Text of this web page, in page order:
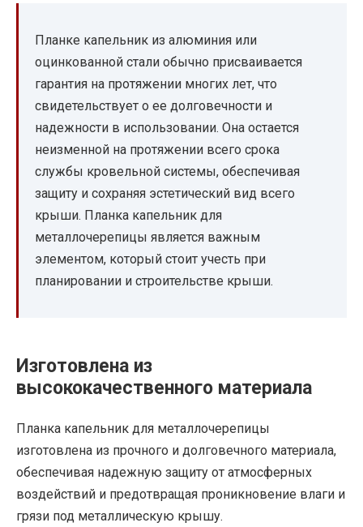
Планке капельник из алюминия или
оцинкованной стали обычно присваивается
гарантия на протяжении многих лет, что
свидетельствует о ее долговечности и
надежности в использовании. Она остается
неизменной на протяжении всего срока
службы кровельной системы, обеспечивая
защиту и сохраняя эстетический вид всего
крыши. Планка капельник для
металлочерепицы является важным
элементом, который стоит учесть при
планировании и строительстве крыши.
Изготовлена из
высококачественного материала
Планка капельник для металлочерепицы
изготовлена из прочного и долговечного материала,
обеспечивая надежную защиту от атмосферных
воздействий и предотвращая проникновение влаги и
грязи под металлическую крышу.